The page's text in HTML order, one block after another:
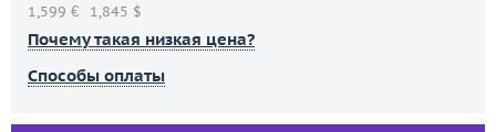
1,599 € 1,845 $
Почему такая низкая цена?
Способы оплаты